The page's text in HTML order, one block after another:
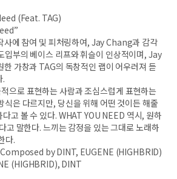
(Feat. TAG)
사에 참여 및 피처링하여, Jay Chang과 감각
입부의 베이스 리프와 휘슬이 인상적이며, Jay
가창과 TAG의 독창적인 랩이 어우러져 듣
.
으로 표현하는 사람과 조심스럽게 표현하는
식은 다르지만, 당신을 위해 어떤 것이든 해줄
고 볼 수 있다. WHAT YOU NEED 역시, 원하
고 말한다. 느끼는 감정을 있는 그대로 노래하
다.
by DINT, EUGENE (HIGHBRID)
(HIGHBRID), DINT